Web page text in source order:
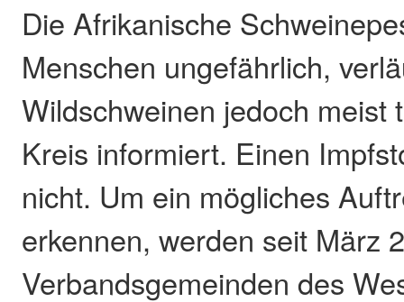
Die Afrikanische
Menschen ungefährlich,
Wildschweinen jedoch meist
Kreis informiert. Einen
nicht. Um ein mögliches
erkennen, werden seit März
Verbandsgemeinden des